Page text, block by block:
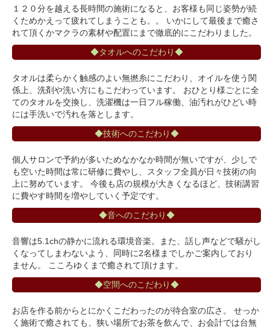
１２０分を越える長時間の施術になると、お客様も同じ姿勢が続
くためかえって疲れてしまうことも。。 いかにして最後まで癒さ
れて頂くかマクラの素材や配置にまで徹底的にこだわりました。
◆タオルへのこだわり◆
タオルは柔らかく触感のよい無撚糸にこだわり、オイルを使う関
係上、洗剤や洗い方にもこだわっています。 おひとり様ごとに全
てのタオルを交換し、洗濯機は一日フル稼働、油汚れがひどい時
には手洗いで汚れを落とします。
◆技術へのこだわり◆
個人サロンで予約が多いためなかなか時間が無いですが、少しで
も空いた時間は常に研修に費やし、スタッフ全員が日々技術の向
上に努めています。 今後も店の規模が大きくなるほど、技術講習
に費やす時間を増やしていく予定です。
◆音へのこだわり◆
音響は5.1chの静かに流れる環境音楽。また、話し声などで騒がし
くなってしまわないよう、同時に2名様までしかご案内しており
ません。 こころゆくまで癒されて頂けます。
◆空間へのこだわり◆
お店を作る前からとにかくこだわったのが待合室の広さ。 せっか
く施術で癒されても、狭い場所でお茶を飲んで、お会計では台無